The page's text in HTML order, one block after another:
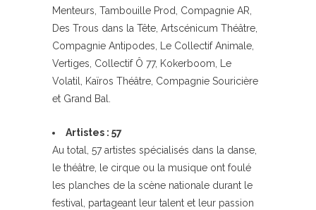
Menteurs, Tambouille Prod, Compagnie AR,
Des Trous dans la Tête, Artscénicum Théâtre,
Compagnie Antipodes, Le Collectif Animale,
Vertiges, Collectif Ô 77, Kokerboom, Le
Volatil, Kaïros Théâtre, Compagnie Souricière
et Grand Bal.
Artistes : 57
Au total, 57 artistes spécialisés dans la danse,
le théâtre, le cirque ou la musique ont foulé
les planches de la scène nationale durant le
festival, partageant leur talent et leur passion